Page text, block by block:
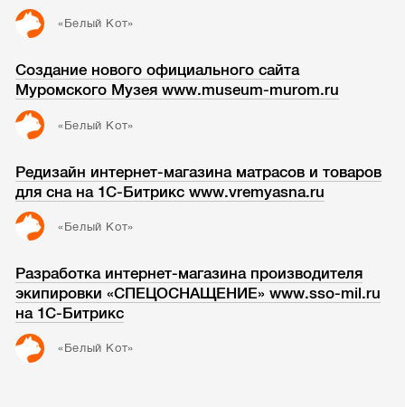
«Белый Кот»
Создание нового официального сайта
Муромского Музея www.museum-murom.ru
«Белый Кот»
Редизайн интернет-магазина матрасов и товаров
для сна на 1С-Битрикс www.vremyasna.ru
«Белый Кот»
Разработка интернет-магазина производителя
экипировки «СПЕЦОСНАЩЕНИЕ» www.sso-mil.ru
на 1С-Битрикс
«Белый Кот»